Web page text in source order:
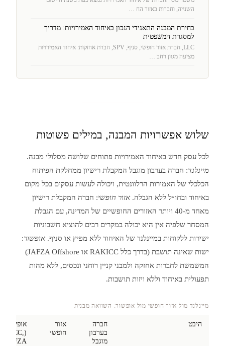
השנייה, וחברות באזור הח …
בחירת המבנה התאגידי הנכון באיחוד האמירויות: מדריך
למסגרת המשפטית
LLC, חברת אזור חופשי, סניף, SPV, חברת אחזקות: איחוד האמירויות
מציעה מגוון רחב …
שלוש אפשרויות המבנה, במילים פשוטות
לכל עסק חדש באיחוד האמירויות פתוחים שלושה מסלולי מבנה.
מיינלנד: חברה בערבון מוגבל המקבלת רישיון ממחלקת הפיתוח
הכלכלי של האמירות הרלוונטית, ויכולה לעשות עסקים בכל מקום
באיחוד ובחו״ל ללא הגבלה.אזור חופשי: חברה המקבלת רישיון
מאחד מ-40 ויותר האזורים החופשיים של המדינה, עם הגבלת
המסחר שלפיה אין היא יכולה במקרים רבים להוציא חשבוניות
ישירות ללקוחות במיינלנד של האיחוד ללא מפיץ או סניף.אופשור:
ישות שאינה תושבת (בדרך כלל RAKICC או JAFZA Offshore)
המשמשת לחברות אחזקה ולמבני קניין רוחני ונכסים, ללא מהות
תפעולית באיחוד וללא ויזות תושבות.
מיינלנד מול אזור חופשי מול אופשור: השוואה מבנית
היבט
חברה
בערבון
מוגבל
אזור
חופשי
אופשור
JAFZA)